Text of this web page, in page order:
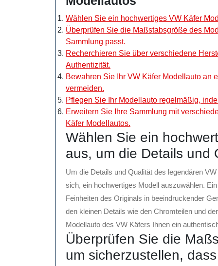
Wählen Sie ein hochwertiges VW Käfer
Überprüfen Sie die Maßstabsgröße des
Sammlung passt.
Recherchieren Sie über verschiedene
Authentizität.
Bewahren Sie Ihr VW Käfer Modellauto an
vermeiden.
Pflegen Sie Ihr Modellauto regelmäßig,
Erweitern Sie Ihre Sammlung mit
Käfer Modellautos.
Wählen Sie ein
aus, um die Details und
Um die Details und Qualität des legendären
sich, ein hochwertiges Modell auszuwählen.
Feinheiten des Originals in beeindruckender
den kleinen Details wie den Chromteilen und
Modellauto des VW Käfers Ihnen ein
Überprüfen Sie die
um sicherzustellen,